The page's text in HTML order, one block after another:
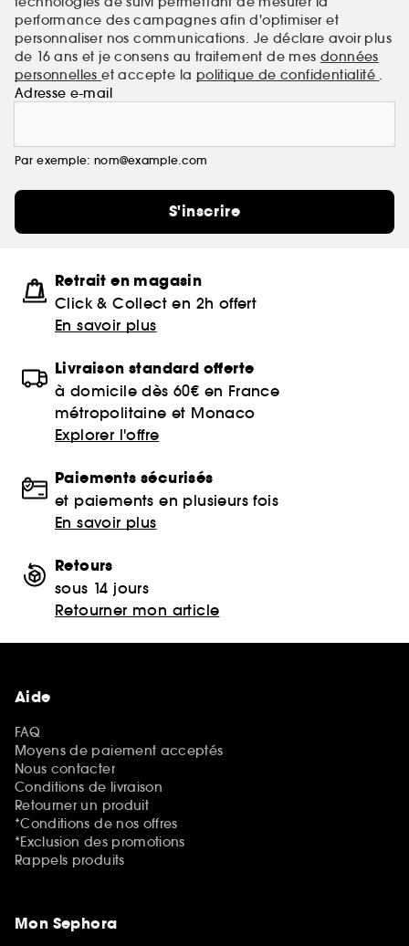
performance des campagnes afin d'optimiser et
personnaliser nos communications. Je déclare avoir plus
de 16 ans et je consens au traitement de mes données
personnelleset accepte la politique de confidentialité .
Adresse e-mail
Par exemple: nom@example.com
S'inscrire
Retrait en magasin
Click & Collect en 2h offert
En savoir plus
Livraison standard offerte
à domicile dès 60€ en France
métropolitaine et Monaco
Explorer l'offre
Paiements sécurisés
et paiements en plusieurs fois
En savoir plus
Retours
sous 14 jours
Retourner mon article
Aide
FAQ
Moyens de paiement acceptés
Nous contacter
Conditions de livraison
Retourner un produit
*Conditions de nos offres
*Exclusion des promotions
Rappels produits
Mon Sephora